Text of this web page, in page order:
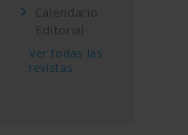
Calendario
Editorial
Ver todas las
revistas